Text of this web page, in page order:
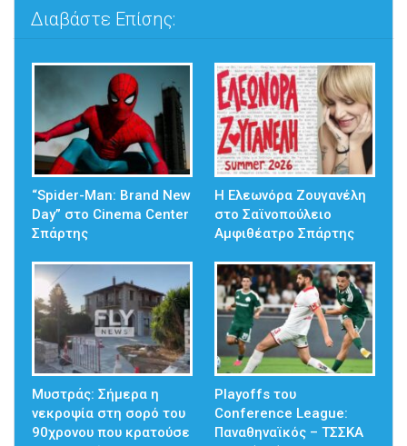
Διαβάστε Επίσης:
“Spider-Man: Brand New
Day” στο Cinema Center
Σπάρτης
Η Ελεωνόρα Ζουγανέλη
στο Σαϊνοπούλειο
Αμφιθέατρο Σπάρτης
Mυστράς: Σήμερα η
νεκροψία στη σορό του
90χρονου που κρατούσε
Playoffs του
Conference League:
Παναθηναϊκός – ΤΣΣΚΑ